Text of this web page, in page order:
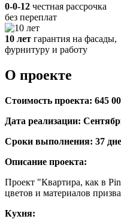
0-0-12 честная рассрочка
без переплат
10 лет гарантия на фасады,
фурнитуру и работу
О проекте
Стоимость проекта: 645
Дата реализации:
Сроки выполнения: 37
Описание проекта:
Проект "Квартира, как в
цветов и материалов
Кухня: